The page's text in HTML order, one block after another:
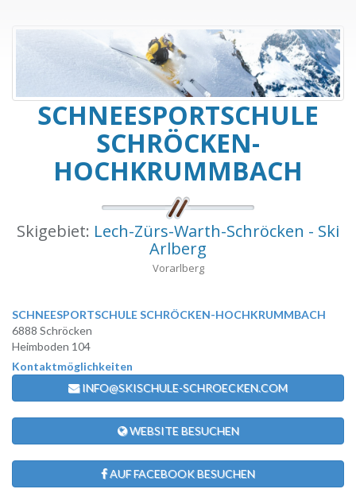
SCHNEESPORTSCHULE
SCHRÖCKEN-
HOCHKRUMMBACH
Skigebiet: Lech-Zürs-Warth-Schröcken - Ski
Arlberg
Vorarlberg
SCHNEESPORTSCHULE SCHRÖCKEN-HOCHKRUMMBACH
6888 Schröcken
Heimboden 104
Kontaktmöglichkeiten
INFO@SKISCHULE-SCHROECKEN.COM
WEBSITE BESUCHEN
AUF FACEBOOK BESUCHEN